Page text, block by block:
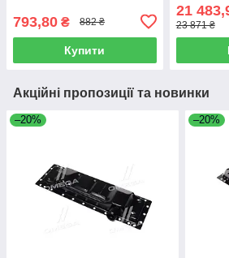
793,80 ₴ 882 ₴
Купити
1301010-
21
23 871 ₴
Акційні пропозиції та новинки
–20% –20%